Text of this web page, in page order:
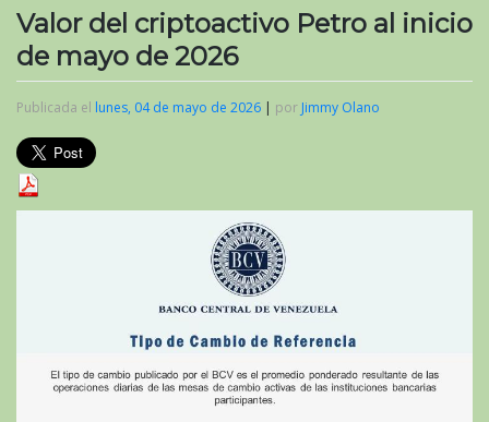
Valor del criptoactivo Petro al inicio
de mayo de 2026
Publicada el lunes, 04 de mayo de 2026 | por Jimmy Olano